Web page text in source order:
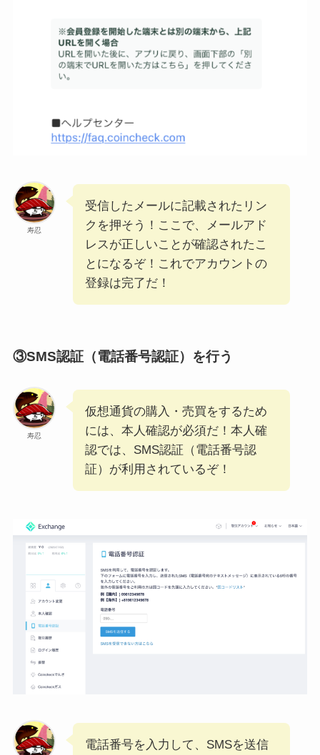
寿忍
受信したメールに記載されたリン
クを押そう！ここで、メールアド
レスが正しいことが確認されたこ
とになるぞ！これでアカウントの
登録は完了だ！
③SMS認証（電話番号認証）を行う
寿忍
仮想通貨の購入・売買をするため
には、本人確認が必須だ！本人確
認では、SMS認証（電話番号認
証）が利用されているぞ！
電話番号を入力して、SMSを送信